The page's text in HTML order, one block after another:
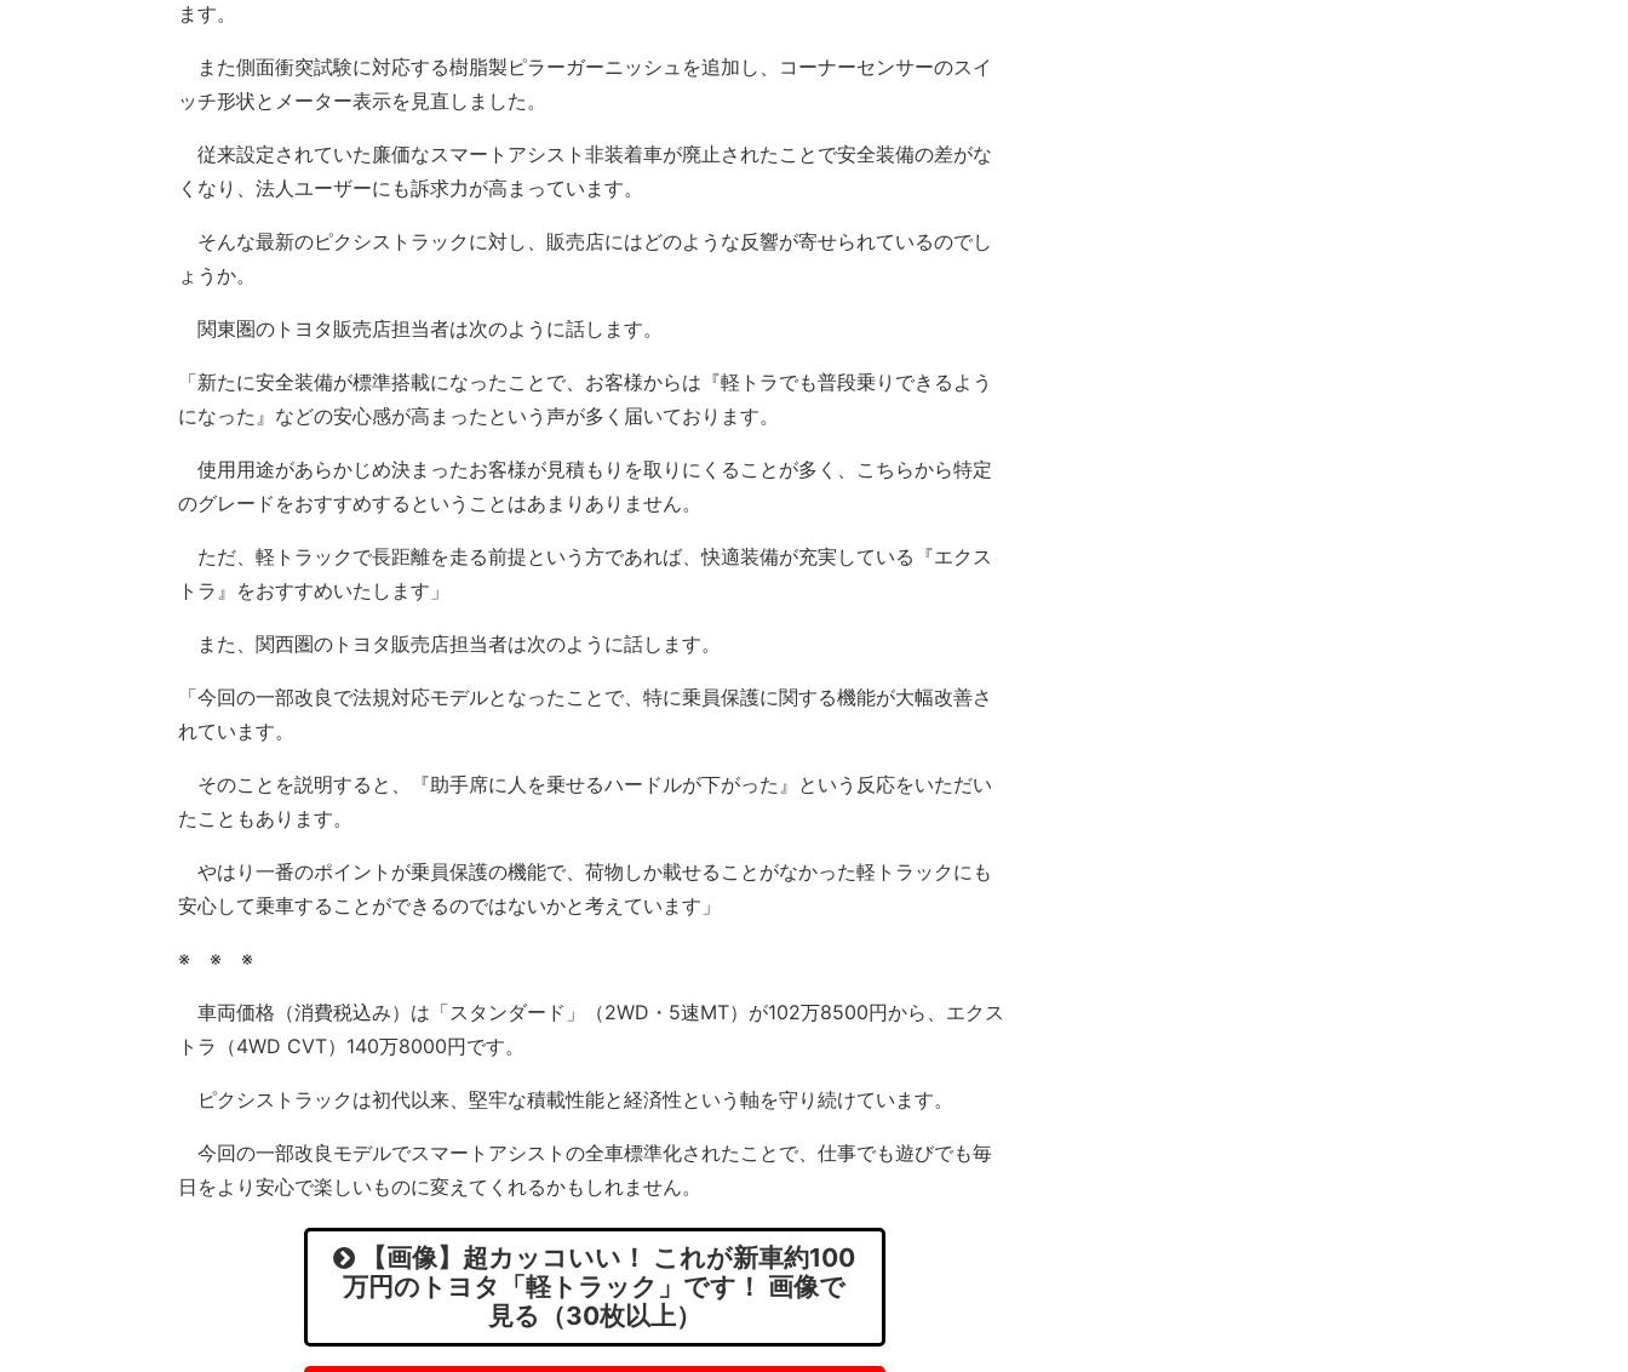
ます。
また側面衝突試験に対応する樹脂製ピラーガーニッシュを追加し、コーナーセンサーのスイ
ッチ形状とメーター表示を見直しました。
従来設定されていた廉価なスマートアシスト非装着車が廃止されたことで安全装備の差がな
くなり、法人ユーザーにも訴求力が高まっています。
そんな最新のピクシストラックに対し、販売店にはどのような反響が寄せられているのでし
ょうか。
関東圏のトヨタ販売店担当者は次のように話します。
「新たに安全装備が標準搭載になったことで、お客様からは『軽トラでも普段乗りできるよう
になった』などの安心感が高まったという声が多く届いております。
使用用途があらかじめ決まったお客様が見積もりを取りにくることが多く、こちらから特定
のグレードをおすすめするということはあまりありません。
ただ、軽トラックで長距離を走る前提という方であれば、快適装備が充実している『エクス
トラ』をおすすめいたします」
また、関西圏のトヨタ販売店担当者は次のように話します。
「今回の一部改良で法規対応モデルとなったことで、特に乗員保護に関する機能が大幅改善さ
れています。
そのことを説明すると、『助手席に人を乗せるハードルが下がった』という反応をいただい
たこともあります。
やはり一番のポイントが乗員保護の機能で、荷物しか載せることがなかった軽トラックにも
安心して乗車することができるのではないかと考えています」
※ ※ ※
車両価格（消費税込み）は「スタンダード」（2WD・5速MT）が102万8500円から、エクス
トラ（4WD CVT）140万8000円です。
ピクシストラックは初代以来、堅牢な積載性能と経済性という軸を守り続けています。
今回の一部改良モデルでスマートアシストの全車標準化されたことで、仕事でも遊びでも毎
日をより安心で楽しいものに変えてくれるかもしれません。
【画像】超カッコいい！ これが新車約100
万円のトヨタ「軽トラック」です！ 画像で
見る（30枚以上）